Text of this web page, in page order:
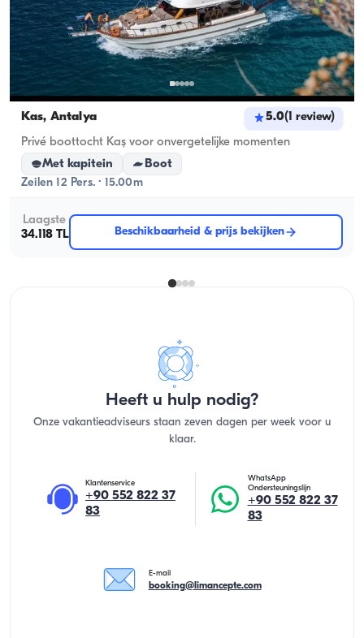
Kas, Antalya 5.0(1 review)
Privé boottocht Kaş voor onvergetelijke momenten
Met kapitein
Boot
Zeilen 12 Pers. · 15.00m
Laagste
34.118 TL
Beschikbaarheid & prijs bekijken
Heeft u hulp nodig?
Onze vakantieadviseurs staan zeven dagen per week voor u
klaar.
Klantenservice
+90 552 822 37
83
WhatsApp
Ondersteuningslijn
+90 552 822 37
83
E-mail
booking@limancepte.com